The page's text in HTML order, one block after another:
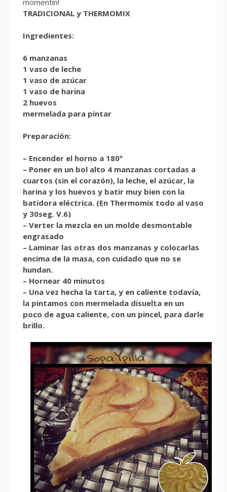
TRADICIONAL y THERMOMIX
Ingredientes:
6 manzanas
1 vaso de leche
1 vaso de azúcar
1 vaso de harina
2 huevos
mermelada para pintar
Preparación:
– Encender el horno a 180º
– Poner en un bol alto 4 manzanas cortadas a
cuartos (sin el corazón), la leche, el azúcar, la
harina y los huevos y batir muy bien con la
batidora eléctrica. (En Thermomix todo al vaso
y 30seg. V.6)
– Verter la mezcla en un molde desmontable
engrasado
– Laminar las otras dos manzanas y colocarlas
encima de la masa, con cuidado que no se
hundan.
– Hornear 40 minutos
– Una vez hecha la tarta, y en caliente todavía,
la pintamos con mermelada disuelta en un
poco de agua caliente, con un pincel, para darle
brillo.